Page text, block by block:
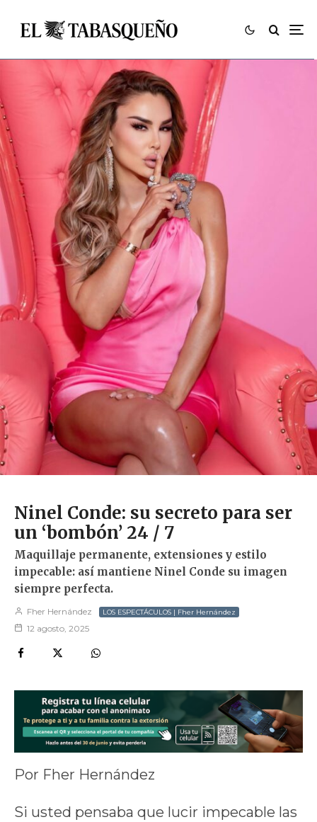
Ninel Conde: su secreto para ser
un ‘bombón’ 24 / 7
Maquillaje permanente, extensiones y estilo
impecable: así mantiene Ninel Conde su imagen
siempre perfecta.
Fher Hernández LOS ESPECTÁCULOS | Fher Hernández
12 agosto, 2025
Por Fher Hernández
Si usted pensaba que lucir impecable las